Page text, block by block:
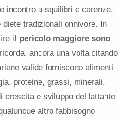
incontro a squilibri e carenze.
tradizionali onnivore. In
il pericolo maggiore sono
ancora una volta citando
valide forniscono alimenti
proteine, grassi, minerali,
crescita e sviluppo del lattante
altro fabbisogno